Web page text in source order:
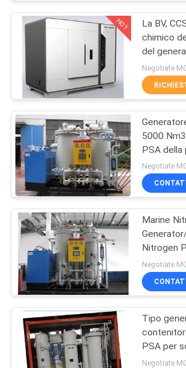
CONTROLLO
DELLA
QUALITÀ
CONTATTACI
NOTIZIE
CASI
RICHIEDI UN
PREVENTIVO
NEWS
MAPPA
DEL
SITO
Generatore
dell'ossigeno di
VPSA
generatore di
ossigeno PSA
Camera di
a pressione
HOT
La BV,
chimico
del
del CE
Negotiate
5000
PSA della
d'energia
Negotiate
Marine
Nitrogen
Nitrogen
Oil &Gas/
Negotiate
Tipo
PSA per
&pipes
Negotiate